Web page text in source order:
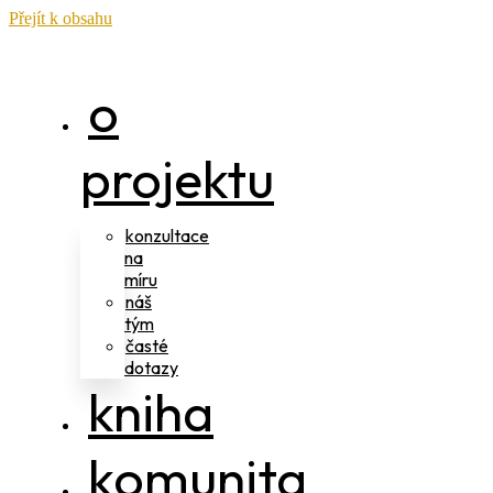
Přejít k obsahu
o
projektu
konzultace
na
míru
náš
tým
časté
dotazy
kniha
komunita